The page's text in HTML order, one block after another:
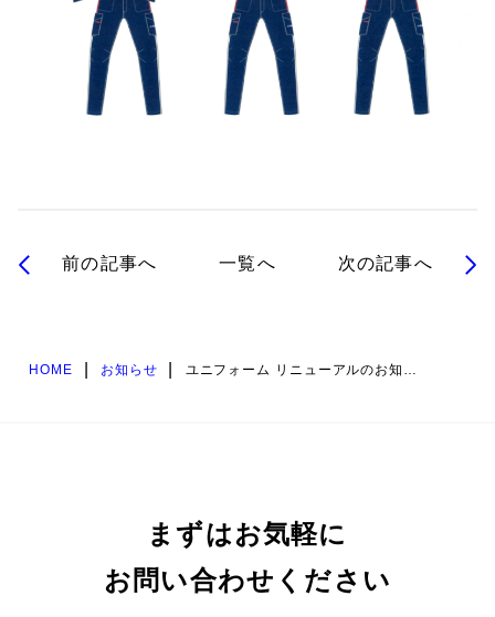
前の記事へ 一覧へ 次の記事へ
HOME お知らせ ユニフォーム リニューアルのお知らせ
まずはお気軽に
お問い合わせください